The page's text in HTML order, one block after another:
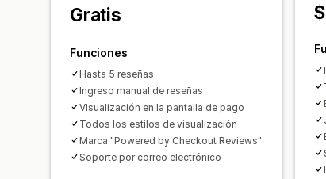
Gratis
Funciones
Hasta 5 reseñas
Ingreso manual de reseñas
Visualización en la pantalla de pago
Todos los estilos de visualización
Marca "Powered by Checkout Reviews"
Soporte por correo electrónico